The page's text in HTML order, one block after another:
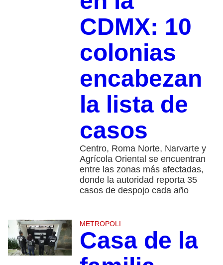
CDMX: 10
colonias
encabezan
la lista de
casos
Centro, Roma Norte, Narvarte y
Agrícola Oriental se encuentran
entre las zonas más afectadas,
donde la autoridad reporta 35
casos de despojo cada año
METROPOLI
Casa de la